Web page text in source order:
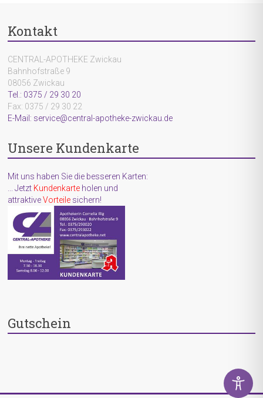
Kontakt
CENTRAL-APOTHEKE Zwickau
Bahnhofstraße 9
08056 Zwickau
Tel.: 0375 / 29 30 20
Fax: 0375 / 29 30 22
E-Mail: service@central-apotheke-zwickau.de
Unsere Kundenkarte
Mit uns haben Sie die besseren Karten:
... Jetzt Kundenkarte holen und
attraktiveVorteile sichern!
Gutschein